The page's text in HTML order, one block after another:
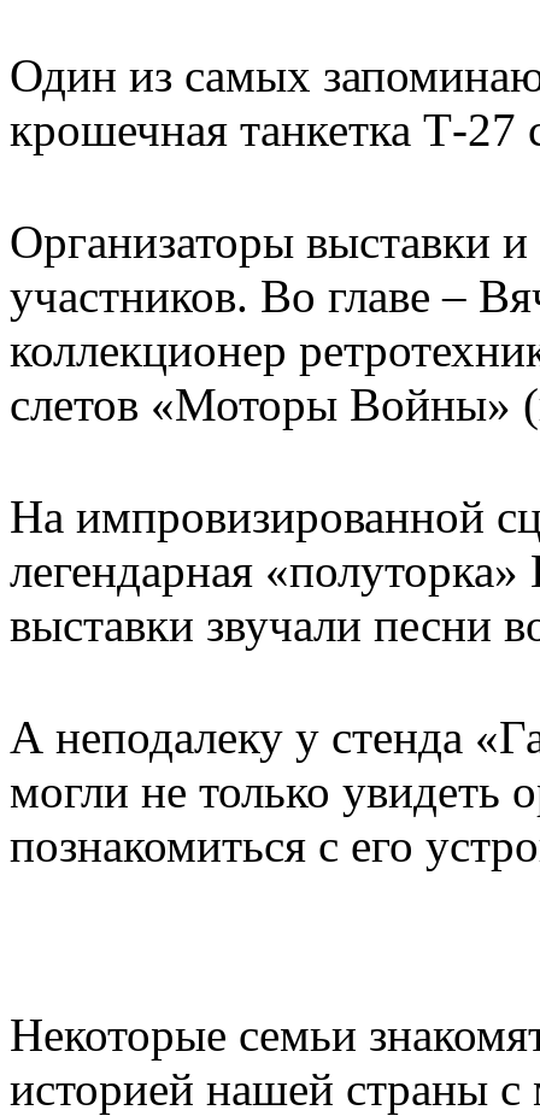
Один из самых
крошечная танкетка Т-27
Организаторы выставки
участников. Во главе –
коллекционер
слетов «Моторы Войны»
На импровизированной
легендарная
выставки звучали песни
А неподалеку у стенда
могли не только
познакомиться с его
Некоторые семьи
историей нашей страны